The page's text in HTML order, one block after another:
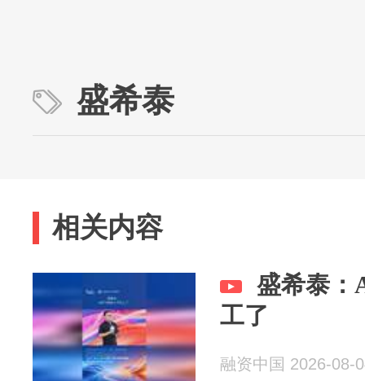
盛希泰
相关内容
盛希泰：
工了
融资中国 2026-08-